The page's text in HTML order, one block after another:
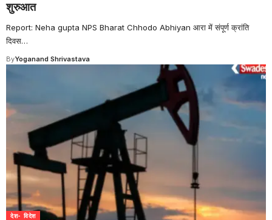
शुरुआत
Report: Neha gupta NPS Bharat Chhodo Abhiyan आरा में संपूर्ण क्रांति
दिवस…
ByYoganand Shrivastava
देश- विदेश